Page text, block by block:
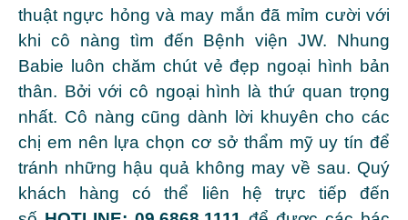
thuật ngực hỏng và may mắn đã mỉm cười với
khi cô nàng tìm đến Bệnh viện JW. Nhung
Babie luôn chăm chút vẻ đẹp ngoại hình bản
thân. Bởi với cô ngoại hình là thứ quan trọng
nhất. Cô nàng cũng dành lời khuyên cho các
chị em nên lựa chọn cơ sở thẩm mỹ uy tín để
tránh những hậu quả không may về sau. Quý
khách hàng có thể liên hệ trực tiếp đến